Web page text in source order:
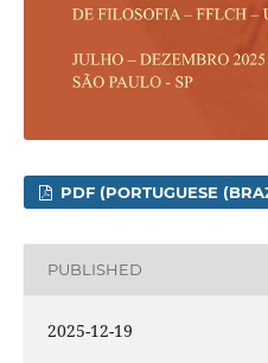
PDF (PORTUGUESE
PUBLISHED
2025-12-19